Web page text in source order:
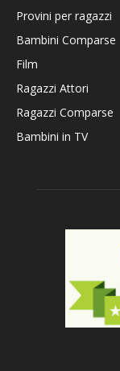
Provini per ragazzi
Bambini Comparse
Film
Ragazzi Attori
Ragazzi Comparse
Bambini in TV